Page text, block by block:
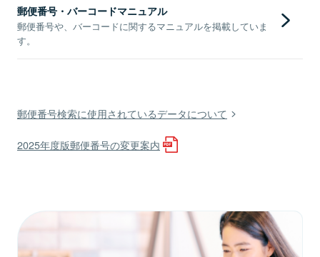
郵便番号・バーコードマニュアル
郵便番号や、バーコードに関するマニュアルを掲載していま
す。
郵便番号検索に使用されているデータについて
2025年度版郵便番号の変更案内